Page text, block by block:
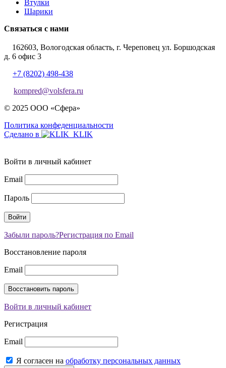
Втулки
Шарики
Связаться с нами
162603, Вологодская область, г. Череповец ул. Боршодская
д. 6 офис 3
+7 (8202) 498-438
kompred@volsfera.ru
© 2025 ООО «Сфера»
Политика конфеденциальности
Сделано в
Войти в личный кабинет
Email
Пароль
Забыли пароль?Регистрация по Email
Восстановление пароля
Email
Войти в личный кабинет
Регистрация
Email
Я согласен на обработку персональных данных